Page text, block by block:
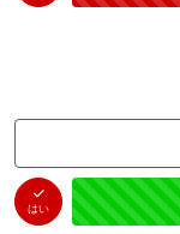
はい
はい
（0件）
未投票